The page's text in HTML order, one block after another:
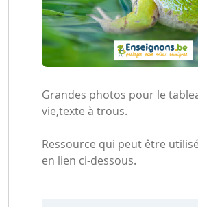
Grandes photos pour le
vie,texte à trous.
Ressource qui peut être
en lien ci-dessous.